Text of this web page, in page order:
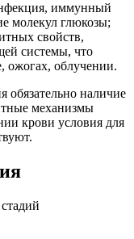
иммунный
молекул глюкозы;
свойств,
системы, что
ожогах, облучении.
обязательно наличие
механизмы
крови условия для